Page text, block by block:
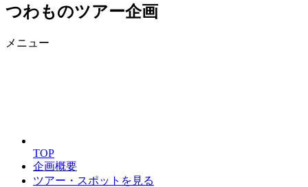
つわものツアー企画
メニュー
TOP
企画概要
ツアー・スポットを見る